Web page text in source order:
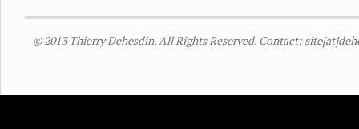
© 2013 Thierry Dehesdin. All Rights Reserved. Contact: